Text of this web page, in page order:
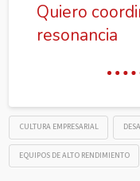
Quiero
resonancia
CULTURA EMPRESARIAL
EQUIPOS DE ALTO RENDIMIENTO